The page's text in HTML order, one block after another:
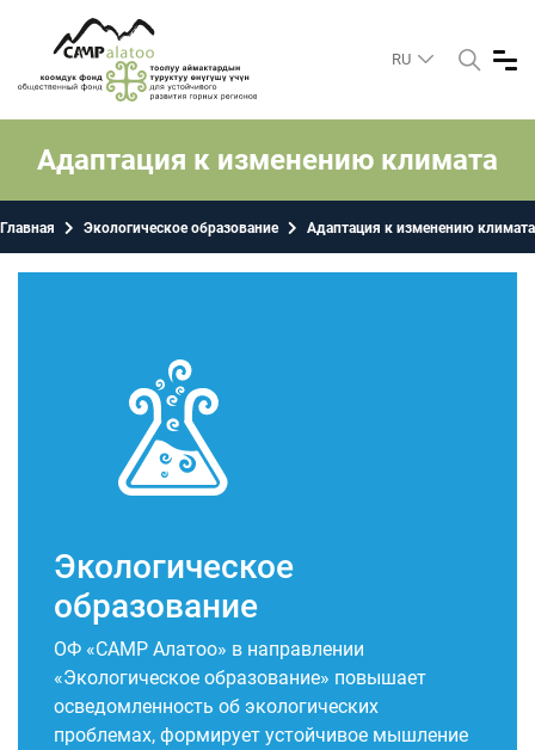
RU
Адаптация к изменению климата
Главная Экологическое образование Адаптация к изменению климата
Экологическое
образование
ОФ «СAMP Алатоо» в направлении
«Экологическое образование» повышает
осведомленность об экологических
проблемах, формирует устойчивое мышление